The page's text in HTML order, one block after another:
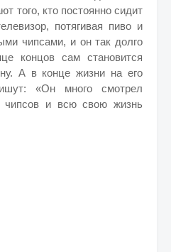
того, кто постоянно сидит
потягивая пиво и
чипсами, и он так долго
концов сам становится
А в конце жизни на его
«Он много смотрел
чипсов и всю свою жизнь